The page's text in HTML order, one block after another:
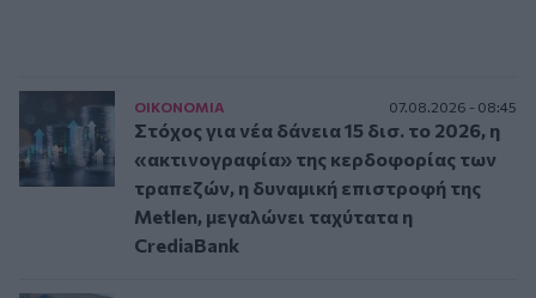
ΟΙΚΟΝΟΜΙΑ 07.08.2026 - 08:45
Στόχος για νέα δάνεια 15 δισ. το 2026, η
«ακτινογραφία» της κερδοφορίας των
τραπεζών, η δυναμική επιστροφή της
Metlen, μεγαλώνει ταχύτατα η
CrediaBank